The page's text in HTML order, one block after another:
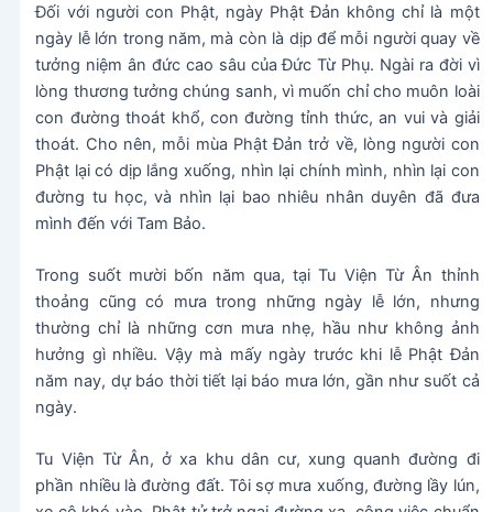
Đối với người con Phật, ngày Phật Đản không chỉ là một
ngày lễ lớn trong năm, mà còn là dịp để mỗi người quay về
tưởng niệm ân đức cao sâu của Đức Từ Phụ. Ngài ra đời vì
lòng thương tưởng chúng sanh, vì muốn chỉ cho muôn loài
con đường thoát khổ, con đường tỉnh thức, an vui và giải
thoát. Cho nên, mỗi mùa Phật Đản trở về, lòng người con
Phật lại có dịp lắng xuống, nhìn lại chính mình, nhìn lại con
đường tu học, và nhìn lại bao nhiêu nhân duyên đã đưa
mình đến với Tam Bảo.
Trong suốt mười bốn năm qua, tại Tu Viện Từ Ân thỉnh
thoảng cũng có mưa trong những ngày lễ lớn, nhưng
thường chỉ là những cơn mưa nhẹ, hầu như không ảnh
hưởng gì nhiều. Vậy mà mấy ngày trước khi lễ Phật Đản
năm nay, dự báo thời tiết lại báo mưa lớn, gần như suốt cả
ngày.
Tu Viện Từ Ân, ở xa khu dân cư, xung quanh đường đi
phần nhiều là đường đất. Tôi sợ mưa xuống, đường lầy lún,